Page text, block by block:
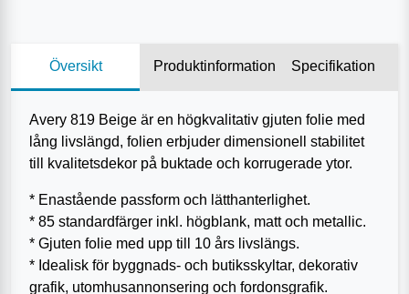
Översikt Produktinformation Specifikation
Avery 819 Beige är en högkvalitativ gjuten folie med
lång livslängd, folien erbjuder dimensionell stabilitet
till kvalitetsdekor på buktade och korrugerade ytor.
* Enastående passform och lätthanterlighet.
* 85 standardfärger inkl. högblank, matt och metallic.
* Gjuten folie med upp till 10 års livslängs.
* Idealisk för byggnads- och butiksskyltar, dekorativ
grafik, utomhusannonsering och fordonsgrafik.